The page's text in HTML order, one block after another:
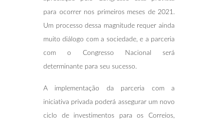
para ocorrer nos primeiros meses de 2021.
Um processo dessa magnitude requer ainda
muito diálogo com a sociedade, e a parceria
com o Congresso Nacional será
determinante para seu sucesso.
A implementação da parceria com a
iniciativa privada poderá assegurar um novo
ciclo de investimentos para os Correios,